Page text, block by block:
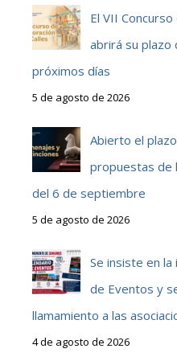
El VII
abrirá su plazo
próximos días
5 de agosto de 2026
Abierto el
propuestas de
del 6 de septiembre
5 de agosto de 2026
Se insiste en la
de Eventos y
llamamiento a las
4 de agosto de 2026